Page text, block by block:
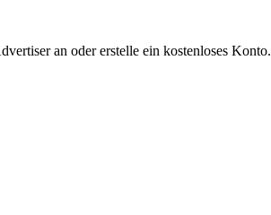
an oder erstelle ein kostenloses Konto.